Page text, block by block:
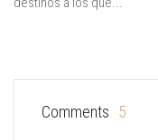
Comments 5